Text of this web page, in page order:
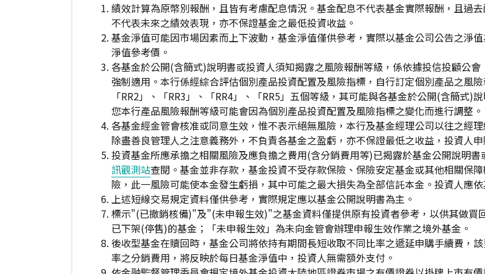
績效計算為原幣別報酬，且皆有考慮配息情況。基金配息不代表基金實際報酬，且過
不代表未來之績效表現，亦不保證基金之最低投資收益。
基金淨值可能因市場因素而上下波動，基金淨值僅供參考，實際以基金公司公告之淨
淨值參考價。
各基金於公開(含簡式)說明書或投資人須知揭露之風險報酬等級，係依據投信投顧公
強制適用。本行係經綜合評估個別產品投資配置及風險指標，自行訂定個別產品之風
「RR2」、「RR3」、「RR4」、「RR5」五個等級，其可能與各基金於公開(含簡式
您本行產品風險報酬等級可能會因為個別產品投資配置及風險指標之變化而進行調整。
各基金經金管會核准或同意生效，惟不表示絕無風險，本行及基金經理公司以往之經
除盡善良管理人之注意義務外，不負責各基金之盈虧，亦不保證最低之收益，投資人
投資基金所應承擔之相關風險及應負擔之費用(含分銷費用等)已揭露於基金公開說明
訊觀測站查閱。基金並非存款，基金投資不受存款保險、保險安定基金或其他相關保
險，此一風險可能使本金發生虧損，其中可能之最大損失為全部信託本金。投資人應
上述短線交易規定資料僅供參考，實際規定應以基金公開說明書為主。
標示"(已撤銷核備)"及"(未申報生效)"之基金資料僅提供原有投資者參考，以供其做買
已下架(停售)的基金；「未申報生效」為未向金管會辦理申報生效作業之境外基金。
後收型基金在贖回時，基金公司將依持有期間長短收取不同比率之遞延申購手續費，
率之分銷費用，將反映於每日基金淨值中，投資人無需額外支付。